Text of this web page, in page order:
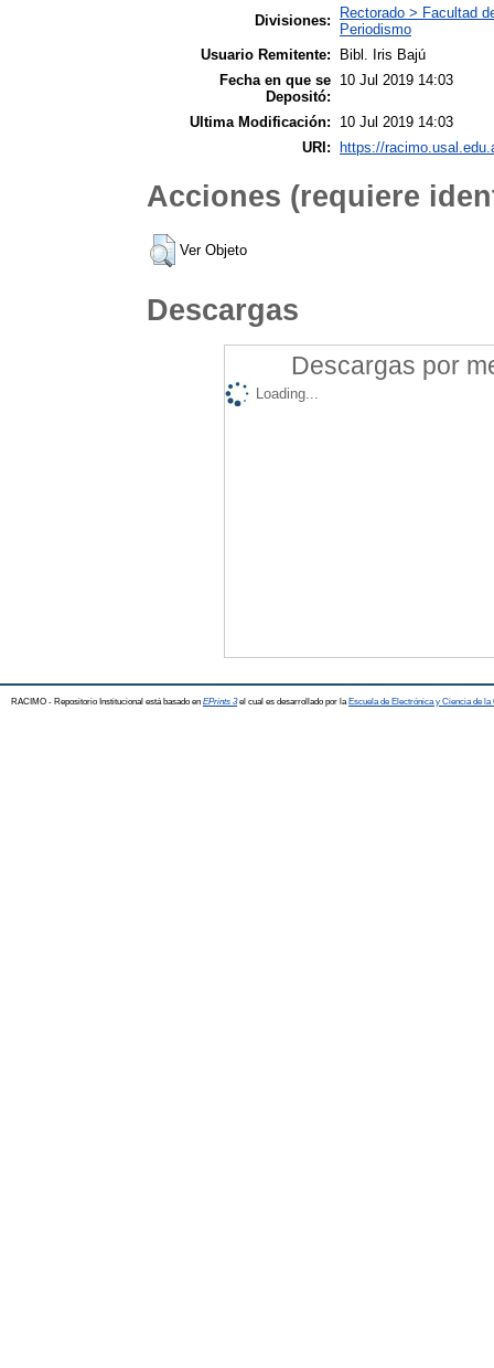
Divisiones:
Rectorado > Facultad
Periodismo
Usuario Remitente:
Bibl. Iris Bajú
Fecha en que se
Depositó:
10 Jul 2019 14:03
Ultima Modificación:
10 Jul 2019 14:03
URI:
https://
Acciones (requiere
Ver Objeto
Descargas
Descargas por
Loading...
RACIMO - Repositorio Institucional está basado en EPrints 3el cual es desarrollado por la Escuela de Electrónica y Ciencia de la